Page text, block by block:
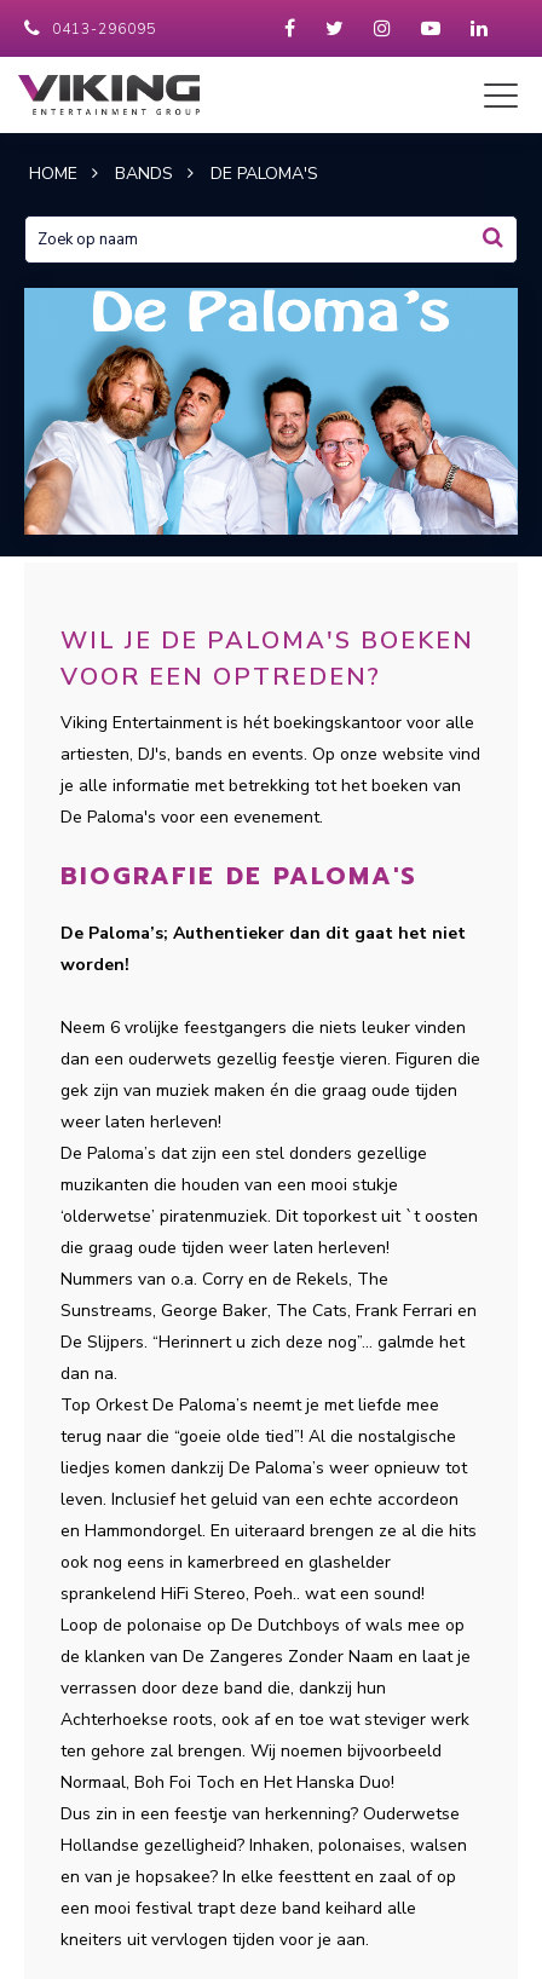
0413-296095
HOME BANDS DE PALOMA'S
WIL JE DE PALOMA'S BOEKEN
VOOR EEN OPTREDEN?
Viking Entertainment is hét boekingskantoor voor alle
artiesten, DJ's, bands en events. Op onze website vind
je alle informatie met betrekking tot het boeken van
De Paloma's voor een evenement.
BIOGRAFIE DE PALOMA'S
De Paloma’s; Authentieker dan dit gaat het niet
worden!
Neem 6 vrolijke feestgangers die niets leuker vinden
dan een ouderwets gezellig feestje vieren. Figuren die
gek zijn van muziek maken én die graag oude tijden
weer laten herleven!
De Paloma’s dat zijn een stel donders gezellige
muzikanten die houden van een mooi stukje
‘olderwetse’ piratenmuziek. Dit toporkest uit `t oosten
die graag oude tijden weer laten herleven!
Nummers van o.a. Corry en de Rekels, The
Sunstreams, George Baker, The Cats, Frank Ferrari en
De Slijpers. “Herinnert u zich deze nog”… galmde het
dan na.
Top Orkest De Paloma’s neemt je met liefde mee
terug naar die “goeie olde tied”! Al die nostalgische
liedjes komen dankzij De Paloma’s weer opnieuw tot
leven. Inclusief het geluid van een echte accordeon
en Hammondorgel. En uiteraard brengen ze al die hits
ook nog eens in kamerbreed en glashelder
sprankelend HiFi Stereo, Poeh.. wat een sound!
Loop de polonaise op De Dutchboys of wals mee op
de klanken van De Zangeres Zonder Naam en laat je
verrassen door deze band die, dankzij hun
Achterhoekse roots, ook af en toe wat steviger werk
ten gehore zal brengen. Wij noemen bijvoorbeeld
Normaal, Boh Foi Toch en Het Hanska Duo!
Dus zin in een feestje van herkenning? Ouderwetse
Hollandse gezelligheid? Inhaken, polonaises, walsen
en van je hopsakee? In elke feesttent en zaal of op
een mooi festival trapt deze band keihard alle
kneiters uit vervlogen tijden voor je aan.